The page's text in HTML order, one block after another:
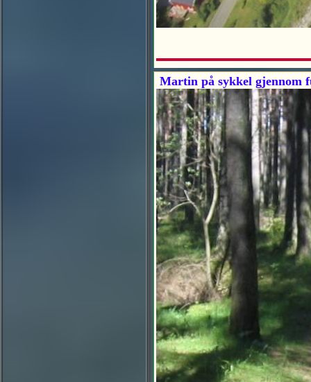
Martin på sykkel gjennom